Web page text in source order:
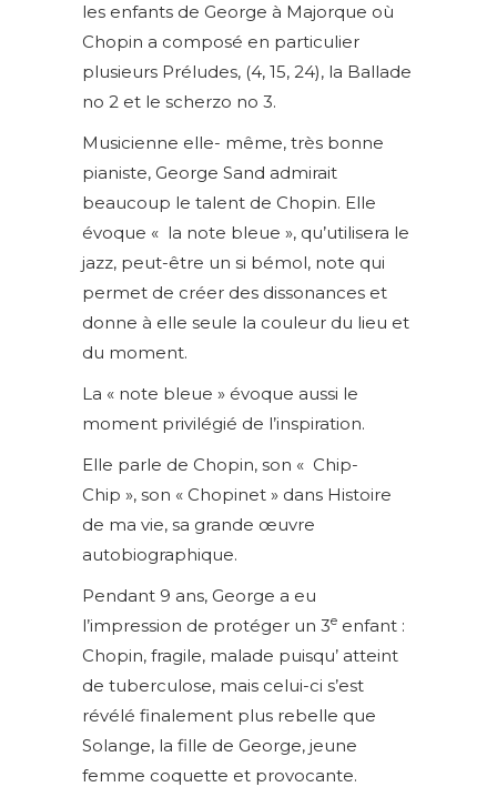
les enfants de George à Majorque où
Chopin a composé en particulier
plusieurs Préludes, (4, 15, 24), la Ballade
no 2 et le scherzo no 3.
Musicienne elle- même, très bonne
pianiste, George Sand admirait
beaucoup le talent de Chopin. Elle
évoque « la note bleue », qu’utilisera le
jazz, peut-être un si bémol, note qui
permet de créer des dissonances et
donne à elle seule la couleur du lieu et
du moment.
La « note bleue » évoque aussi le
moment privilégié de l’inspiration.
Elle parle de Chopin, son « Chip-
Chip », son « Chopinet » dans Histoire
de ma vie, sa grande œuvre
autobiographique.
Pendant 9 ans, George a eu
l’impression de protéger un 3e enfant :
Chopin, fragile, malade puisqu’ atteint
de tuberculose, mais celui-ci s’est
révélé finalement plus rebelle que
Solange, la fille de George, jeune
femme coquette et provocante.